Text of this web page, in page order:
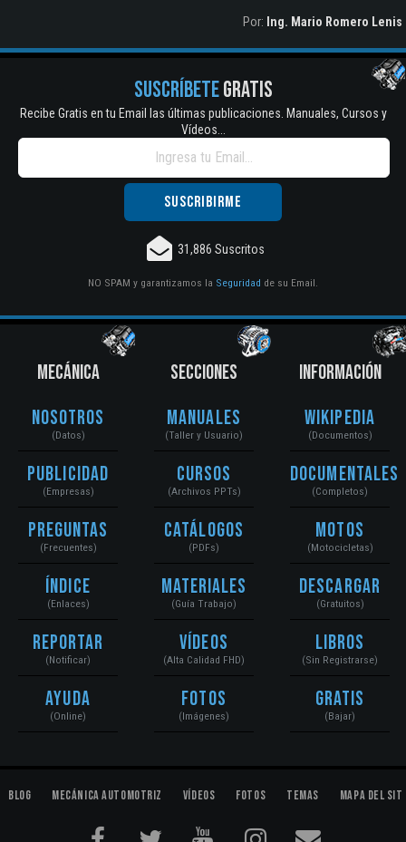
Por: Ing. Mario Romero Lenis
SUSCRÍBETEGRATIS
Recibe Gratis en tu Email las últimas publicaciones. Manuales, Cursos y
Vídeos...
31,886 Suscritos
NO SPAM y garantizamos la Seguridad de su Email.
MECÁNICA
Nosotros
(Datos)
Publicidad
(Empresas)
Preguntas
(Frecuentes)
Índice
(Enlaces)
Reportar
(Notificar)
Ayuda
(Online)
SECCIONES
Manuales
(Taller y Usuario)
Cursos
(Archivos PPTs)
Catálogos
(PDFs)
Materiales
(Guía Trabajo)
Vídeos
(Alta Calidad FHD)
Fotos
(Imágenes)
INFORMACIÓN
Wikipedia
(Documentos)
Documentales
(Completos)
Motos
(Motocicletas)
Descargar
(Gratuitos)
Libros
(Sin Registrarse)
Gratis
(Bajar)
Blog Mecánica Automotriz Vídeos Fotos Temas Mapa del